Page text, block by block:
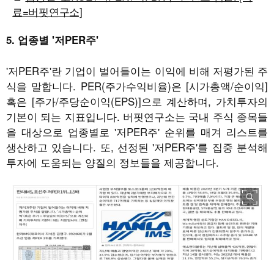
료=버핏연구소]
5. 업종별 '저PER주'
'저PER주'란 기업이 벌어들이는 이익에 비해 저평가된 주
식을 말합니다. PER(주가수익비율)은 [시가총액/순이익]
혹은 [주가/주당순이익(EPS)]으로 계산하며, 가치투자의
기본이 되는 지표입니다. 버핏연구소는 국내 주식 종목들
을 대상으로 업종별로 '저PER주' 순위를 매겨 리스트를
생산하고 있습니다. 또, 선정된 '저PER주'를 집중 분석해
투자에 도움되는 양질의 정보들을 제공합니다.